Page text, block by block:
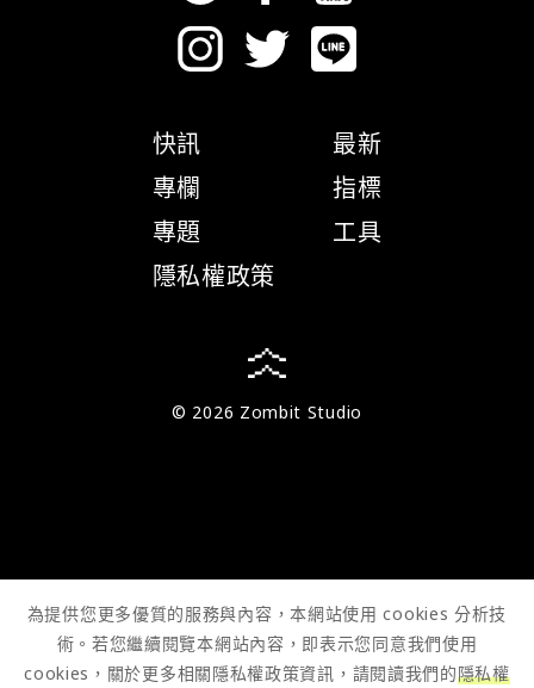
快訊
專欄
專題
隱私權政策
最新
指標
工具
© 2026 Zombit Studio
為提供您更多優質的服務與內容，本網站使用 cookies 分析技
術。若您繼續閱覽本網站內容，即表示您同意我們使用
cookies，關於更多相關隱私權政策資訊，請閱讀我們的隱私權